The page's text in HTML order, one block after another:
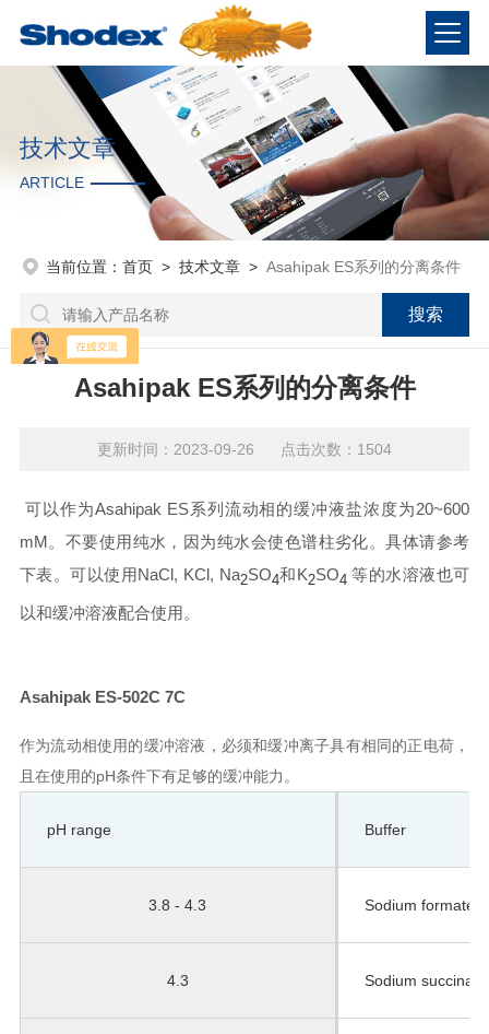
技术文章
ARTICLE
当前位置： 首页> 技术文章> Asahipak ES系列的分离条件
Asahipak ES系列的分离条件
更新时间：2023-09-26 点击次数：1504
可以作为Asahipak ES系列流动相的缓冲液盐浓度为20~600
mM。不要使用纯水，因为纯水会使色谱柱劣化。具体请参考
下表。可以使用NaCl, KCl, Na2SO4和K2SO4 等的水溶液也可
以和缓冲溶液配合使用。
Asahipak ES-502C 7C
作为流动相使用的缓冲溶液，必须和缓冲离子具有相同的正电荷，
且在使用的pH条件下有足够的缓冲能力。
pH range Buffer
3.8 - 4.3 Sodium formate
4.3 Sodium succinate